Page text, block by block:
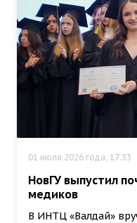
01 июля 2026 года, 17:33
НовГУ выпустил
медиков
В ИНТЦ «Валдай»